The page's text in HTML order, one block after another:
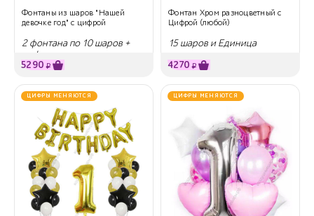
Фонтаны из шаров "Нашей
девочке год" с цифрой
2 фонтана по 10 шаров +
цифра
5290 ₽
Фонтан Хром разноцветный с
Цифрой (любой)
15 шаров и Единица
4270 ₽
ЦИФРЫ МЕНЯЮТСЯ ЦИФРЫ МЕНЯЮТСЯ